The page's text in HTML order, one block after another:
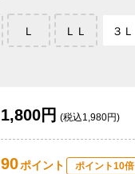
Ｌ ＬＬ ３Ｌ
1,800円 (税込1,980円)
90ポイント ポイント10倍